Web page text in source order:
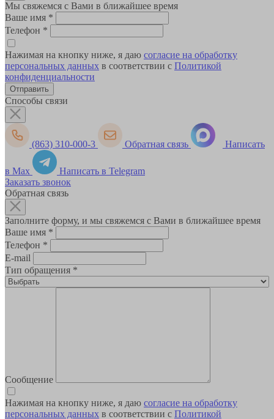
Мы свяжемся с Вами в ближайшее время
Ваше имя *
Телефон *
Нажимая на кнопку ниже, я даю согласие на обработку
персональных данных в соответствии с Политикой
конфиденциальности
Способы связи
(863) 310-000-3 Обратная связь Написать
в Max
Написать в Telegram
Заказать звонок
Обратная связь
Заполните форму, и мы свяжемся с Вами в ближайшее время
Ваше имя *
Телефон *
E-mail
Тип обращения *
Сообщение
Нажимая на кнопку ниже, я даю согласие на обработку
персональных данных в соответствии с Политикой